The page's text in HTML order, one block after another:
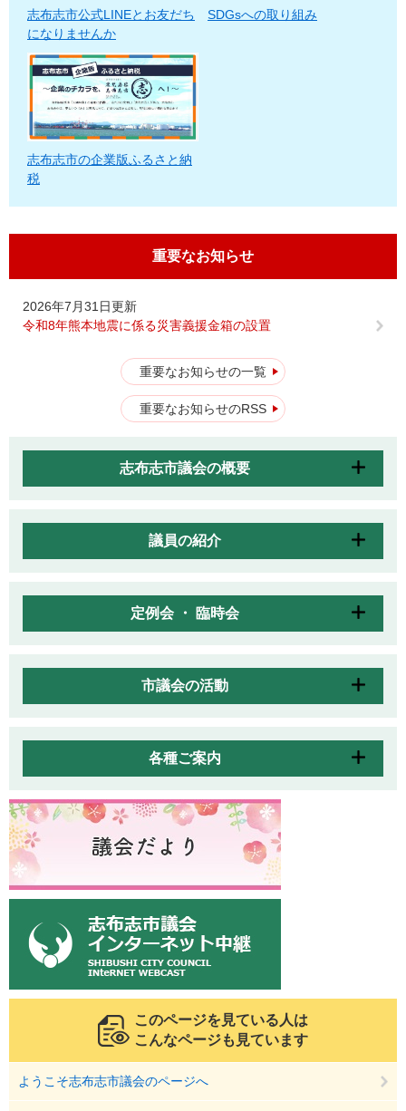
志布志市公式LINEとお友だち
になりませんか
SDGsへの取り組み
志布志市の企業版ふるさと納
税
重要なお知らせ
2026年7月31日更新
令和8年熊本地震に係る災害義援金箱の設置
重要なお知らせの一覧
重要なお知らせのRSS
志布志市議会の概要
議員の紹介
定例会 ・ 臨時会
市議会の活動
各種ご案内
このページを見ている人は
こんなページも見ています
ようこそ志布志市議会のページへ